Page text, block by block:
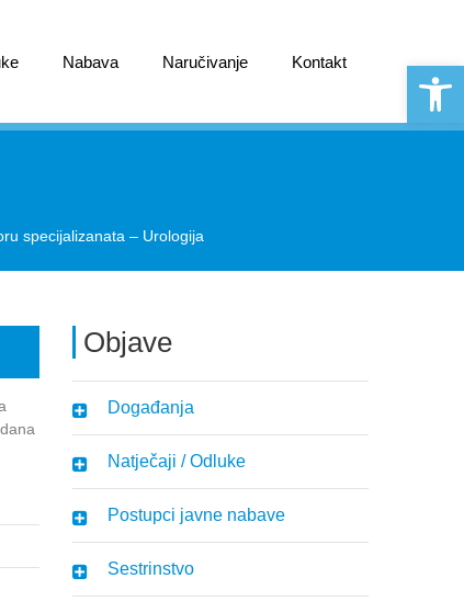
Nabava Naručivanje Kontakt
specijalizanata – Urologija
Objave
Događanja
Natječaji / Odluke
Postupci javne nabave
Sestrinstvo